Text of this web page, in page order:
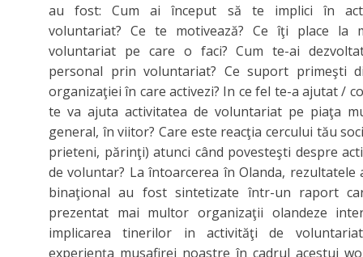
au fost: Cum ai început să te implici în
voluntariat? Ce te motivează? Ce îţi place la
voluntariat pe care o faci? Cum te-ai
personal prin voluntariat? Ce suport primeşti
organizaţiei în care activezi? In ce fel te-a ajutat /
te va ajuta activitatea de voluntariat pe piaţa
general, în viitor? Care este reacţia cercului tău
prieteni, părinţi) atunci când povesteşti despre
de voluntar? La întoarcerea în Olanda, rezultatele
binaţional au fost sintetizate într-un raport
prezentat mai multor organizaţii olandeze
implicarea tinerilor in activităţi de
experienţa musafirei noastre în cadrul acestui